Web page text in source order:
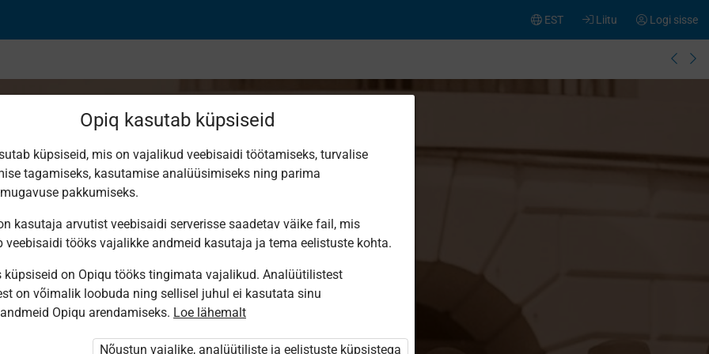
Logi sisse
Liitu
EST
ole Opiqusse sisse logitud.
paketi „Erakasutaja 2024/25”
Opiq kasutab küpsiseid
küpsiseid, mis on vajalikud veebisaidi töötamiseks, turvalise
tagamiseks, kasutamise analüüsimiseks ning parima
pakkumiseks.
kasutaja arvutist veebisaidi serverisse saadetav väike fail, mis
veebisaidi tööks vajalikke andmeid kasutaja ja tema eelistuste kohta.
küpsiseid on Opiqu tööks tingimata vajalikud. Analüütilistest
on võimalik loobuda ning sellisel juhul ei kasutata sinu
Opiqu arendamiseks. Loe lähemalt
Nõustun vajalike, analüütiliste ja eelistuste küpsistega